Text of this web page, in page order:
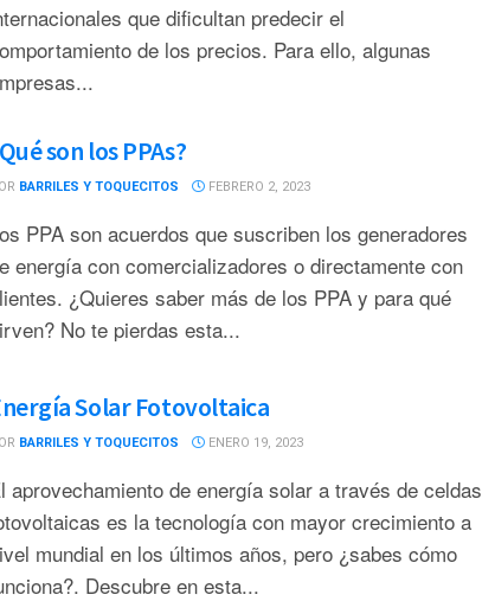
que dificultan predecir el
de los precios. Para ello, algunas
son los PPAs?
BARRILES Y TOQUECITOS FEBRERO 2, 2023
PPA son acuerdos que suscriben los generadores
energía con comercializadores o directamente con
¿Quieres saber más de los PPA y para qué
No te pierdas esta...
Solar Fotovoltaica
BARRILES Y TOQUECITOS ENERO 19, 2023
aprovechamiento de energía solar a través de celdas
es la tecnología con mayor crecimiento a
mundial en los últimos años, pero ¿sabes cómo
Descubre en esta...